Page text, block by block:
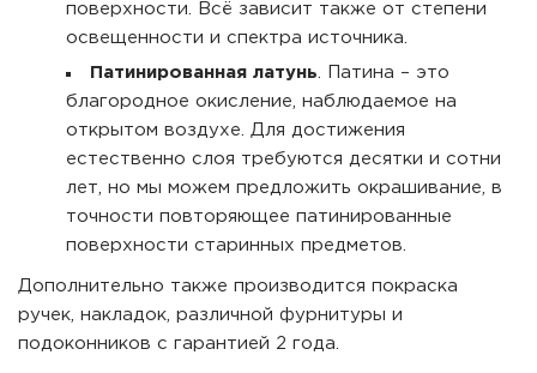
поверхности. Всё зависит также от степени
освещенности и спектра источника.
Патинированная латунь . Патина – это
благородное окисление, наблюдаемое на
открытом воздухе. Для достижения
естественно слоя требуются десятки и сотни
лет, но мы можем предложить окрашивание, в
точности повторяющее патинированные
поверхности старинных предметов.
Дополнительно также производится покраска
ручек, накладок, различной фурнитуры и
подоконников с гарантией 2 года.